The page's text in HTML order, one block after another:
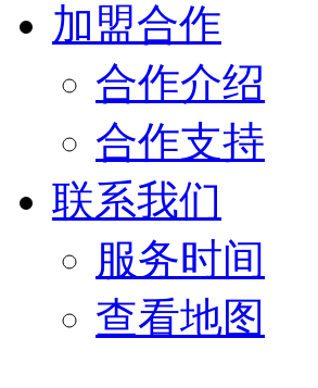
加盟合作
合作介绍
合作支持
联系我们
服务时间
查看地图